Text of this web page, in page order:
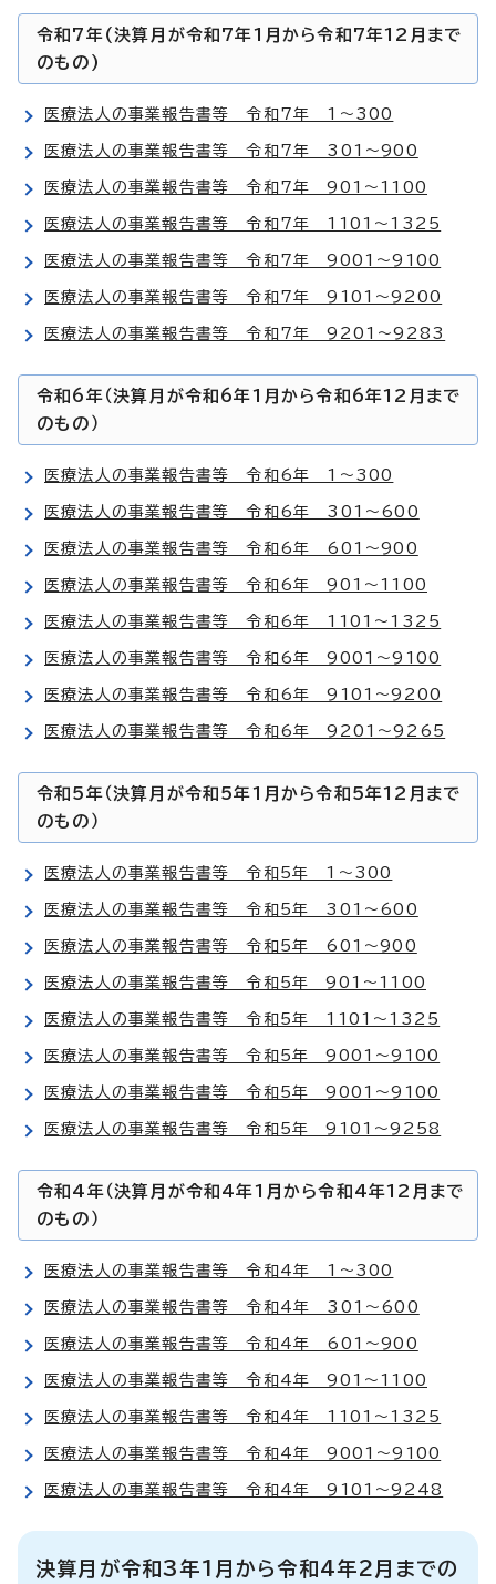
令和7年(決算月が令和7年1月から令和7年12月まで
のもの)
医療法人の事業報告書等 令和7年 1～300
医療法人の事業報告書等 令和7年 301～900
医療法人の事業報告書等 令和7年 901～1100
医療法人の事業報告書等 令和7年 1101～1325
医療法人の事業報告書等 令和7年 9001～9100
医療法人の事業報告書等 令和7年 9101～9200
医療法人の事業報告書等 令和7年 9201～9283
令和6年（決算月が令和6年1月から令和6年12月まで
のもの）
医療法人の事業報告書等 令和6年 1～300
医療法人の事業報告書等 令和6年 301～600
医療法人の事業報告書等 令和6年 601～900
医療法人の事業報告書等 令和6年 901～1100
医療法人の事業報告書等 令和6年 1101～1325
医療法人の事業報告書等 令和6年 9001～9100
医療法人の事業報告書等 令和6年 9101～9200
医療法人の事業報告書等 令和6年 9201～9265
令和5年（決算月が令和5年1月から令和5年12月まで
のもの）
医療法人の事業報告書等 令和5年 1～300
医療法人の事業報告書等 令和5年 301～600
医療法人の事業報告書等 令和5年 601～900
医療法人の事業報告書等 令和5年 901～1100
医療法人の事業報告書等 令和5年 1101～1325
医療法人の事業報告書等 令和5年 9001～9100
医療法人の事業報告書等 令和5年 9001～9100
医療法人の事業報告書等 令和5年 9101～9258
令和4年（決算月が令和4年1月から令和4年12月まで
のもの）
医療法人の事業報告書等 令和4年 1～300
医療法人の事業報告書等 令和4年 301～600
医療法人の事業報告書等 令和4年 601～900
医療法人の事業報告書等 令和4年 901～1100
医療法人の事業報告書等 令和4年 1101～1325
医療法人の事業報告書等 令和4年 9001～9100
医療法人の事業報告書等 令和4年 9101～9248
決算月が令和3年1月から令和4年2月までの